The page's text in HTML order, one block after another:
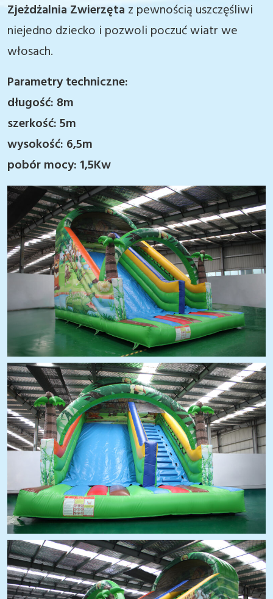
Zjeżdżalnia Zwierzęta z pewnością uszczęśliwi
niejedno dziecko i pozwoli poczuć wiatr we
włosach.
Parametry techniczne:
długość: 8m
szerkość: 5m
wysokość: 6,5m
pobór mocy: 1,5Kw